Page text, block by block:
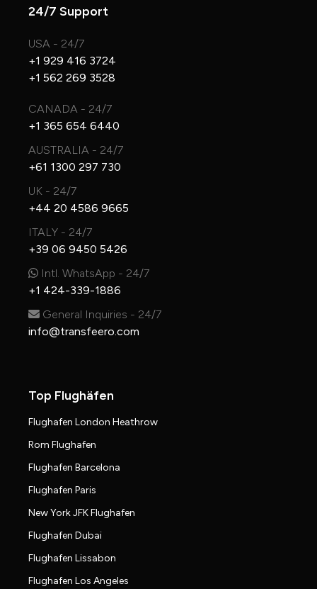
24/7 Support
USA - 24/7
+1 929 416 3724
+1 562 269 3528
CANADA - 24/7
+1 365 654 6440
AUSTRALIA - 24/7
+61 1300 297 730
UK - 24/7
+44 20 4586 9665
ITALY - 24/7
+39 06 9450 5426
Intl. WhatsApp - 24/7
+1 424-339-1886
General Inquiries - 24/7
info@transfeero.com
Top Flughäfen
Flughafen London Heathrow
Rom Flughafen
Flughafen Barcelona
Flughafen Paris
New York JFK Flughafen
Flughafen Dubai
Flughafen Lissabon
Flughafen Los Angeles